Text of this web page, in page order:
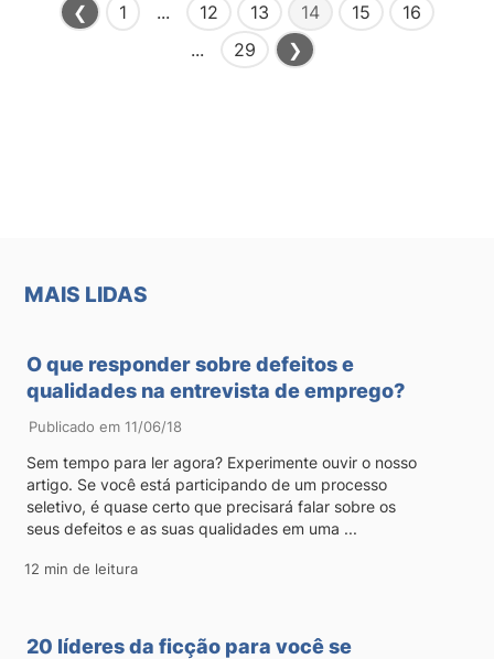
❮ 1 ... 12 13 14 15
16
...
29 ❯
MAIS LIDAS
O que responder sobre defeitos e
qualidades na entrevista de emprego?
Publicado em 11/06/18
Sem tempo para ler agora? Experimente ouvir o nosso
artigo. Se você está participando de um processo
seletivo, é quase certo que precisará falar sobre os
seus defeitos e as suas qualidades em uma ...
12 min de leitura
20 líderes da ficção para você se